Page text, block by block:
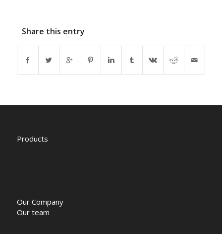
Share this entry
Products
Our Company
Our team